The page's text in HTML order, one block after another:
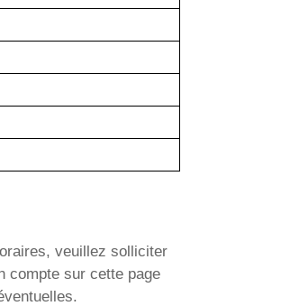
veuillez solliciter
compte sur cette page